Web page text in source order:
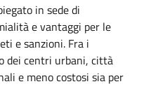
in sede di
e vantaggi per le
e sanzioni. Fra i
dei centri urbani, città
e meno costosi sia per